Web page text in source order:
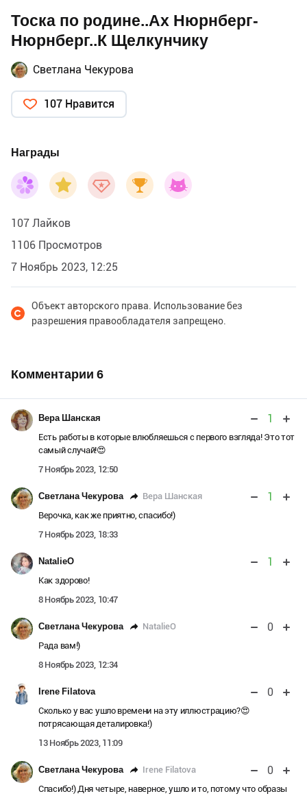
Тоска по родине..Ах Нюрнберг-
Нюрнберг..К Щелкунчику
Светлана Чекурова
107 Нравится
Награды
107 Лайков
1106 Просмотров
7 Ноябрь 2023, 12:25
Объект авторского права. Использование без
разрешения правообладателя запрещено.
Комментарии 6
Вера Шанская 1
Есть работы в которые влюбляешься с первого взгляда! Это тот
самый случай!😍
7 Ноябрь 2023, 12:50
Светлана Чекурова Вера Шанская 1
Верочка, как же приятно, спасибо!)
7 Ноябрь 2023, 18:33
NatalieO 1
Как здорово!
8 Ноябрь 2023, 10:47
Светлана Чекурова NatalieO 0
Рада вам!)
8 Ноябрь 2023, 12:34
Irene Filatova 0
Сколько у вас ушло времени на эту иллюстрацию?😍
потрясающая деталировка!)
13 Ноябрь 2023, 11:09
Светлана Чекурова Irene Filatova 0
Спасибо!) Дня четыре, наверное, ушло и то, потому что образы